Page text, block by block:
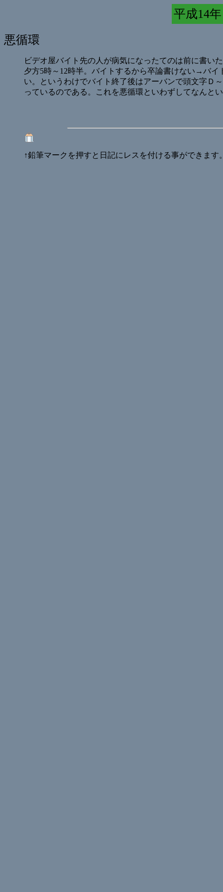
平成14
悪循環
ビデオ屋バイト先の人が病気になったてのは前に書い
夕方5時～12時半。バイトするから卒論書けない→バ
い。というわけでバイト終了後はアーバンで頭文字Ｄ
っているのである。これを悪循環といわずしてなんと
↑鉛筆マークを押すと日記にレスを付ける事ができます